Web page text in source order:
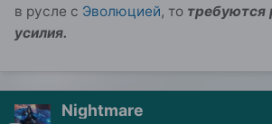
в русле с Эволюцией, то требуются
усилия.
Nightmare